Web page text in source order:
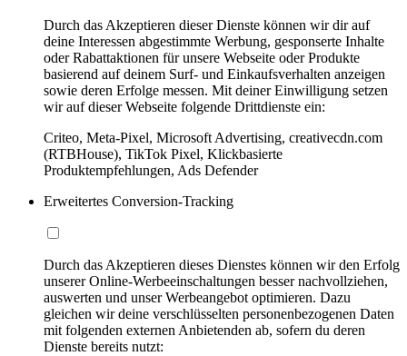
Durch das Akzeptieren dieser Dienste können wir dir auf
deine Interessen abgestimmte Werbung, gesponserte Inhalte
oder Rabattaktionen für unsere Webseite oder Produkte
basierend auf deinem Surf- und Einkaufsverhalten anzeigen
sowie deren Erfolge messen. Mit deiner Einwilligung setzen
wir auf dieser Webseite folgende Drittdienste ein:
Criteo, Meta-Pixel, Microsoft Advertising, creativecdn.com
(RTBHouse), TikTok Pixel, Klickbasierte
Produktempfehlungen, Ads Defender
Erweitertes Conversion-Tracking
Durch das Akzeptieren dieses Dienstes können wir den Erfolg
unserer Online-Werbeeinschaltungen besser nachvollziehen,
auswerten und unser Werbeangebot optimieren. Dazu
gleichen wir deine verschlüsselten personenbezogenen Daten
mit folgenden externen Anbietenden ab, sofern du deren
Dienste bereits nutzt: